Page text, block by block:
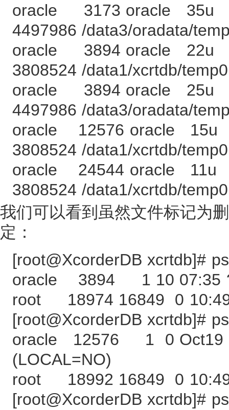
oracle 3173 oracle
4497986 /data3/oradata/
oracle 3894 oracle
3808524 /data1/xcrtdb/
oracle 3894 oracle
4497986 /data3/oradata/
oracle 12576 oracle
3808524 /data1/xcrtdb/
oracle 24544 oracle
3808524 /data1/xcrtdb/
我们可以看到虽然文件标记为
定：
[root@XcorderDB xcrtdb]#
oracle 3894 1 10 07:35
root 18974 16849 0
[root@XcorderDB xcrtdb]#
oracle 12576 1 0
(LOCAL=NO)
root 18992 16849 0
[root@XcorderDB xcrtdb]#